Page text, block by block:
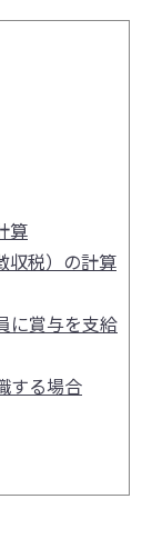
算
収税）の計算
に賞与を支給
する場合